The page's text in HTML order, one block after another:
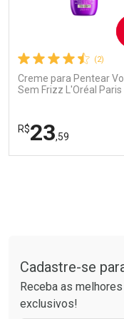
(2)
Creme para Pentear
Sem Frizz L'Oréal Paris
R$23,59
COMPRAR
Cadastre-se
Receba as
exclusivos!